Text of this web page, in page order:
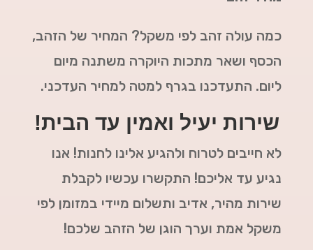
כמה עולה זהב לפי משקל? המחיר של הזהב,
הכסף ושאר מתכות היוקרה משתנה מיום
ליום. התעדכנו בגרף למטה למחיר העדכני.
שירות יעיל ואמין עד הבית!
לא חייבים לטרוח ולהגיע אלינו לחנות! אנו
נגיע עד אליכם! התקשרו עכשיו לקבלת
שירות מהיר, אדיב ותשלום מיידי במזומן לפי
משקל אמת וערך הוגן של הזהב שלכם!